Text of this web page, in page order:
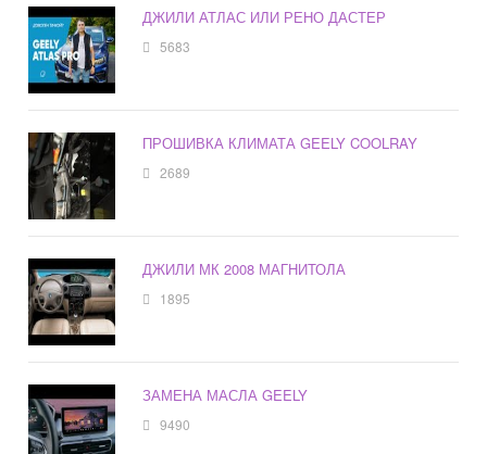
ДЖИЛИ АТЛАС ИЛИ РЕНО ДАСТЕР
5683
ПРОШИВКА КЛИМАТА GEELY COOLRAY
2689
ДЖИЛИ МК 2008 МАГНИТОЛА
1895
ЗАМЕНА МАСЛА GEELY
9490